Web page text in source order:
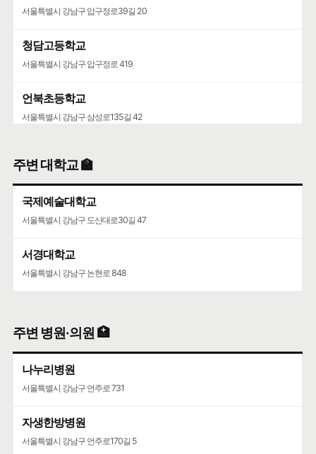
서울특별시 강남구 압구정로39길 20
청담고등학교
서울특별시 강남구 압구정로 419
언북초등학교
서울특별시 강남구 삼성로135길 42
서울특별시 강남구 선릉로 742
주변 대학교 🏫
국제예술대학교
서울특별시 강남구 도산대로30길 47
서경대학교
서울특별시 강남구 논현로 848
주변 병원·의원 🏥
나누리병원
서울특별시 강남구 언주로 731
자생한방병원
서울특별시 강남구 언주로170길 5